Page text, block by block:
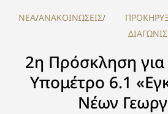
NEA/ΑΝΑΚΟΙΝΩΣΕΙΣ/
2η Πρόσκληση για
Υπομέτρο 6.1
Νέων